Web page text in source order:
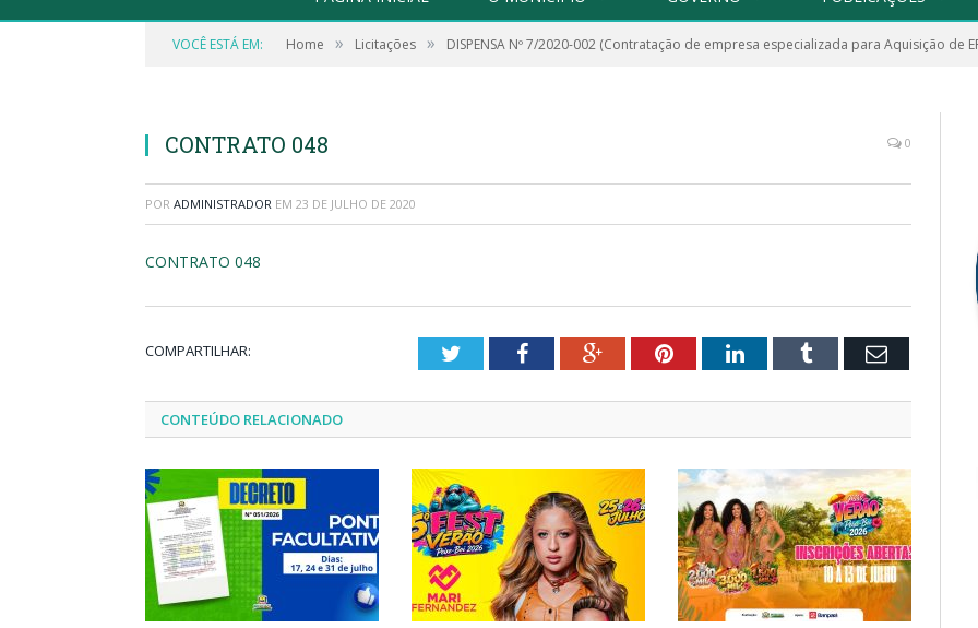
VOCÊ ESTÁ EM: Home » Licitações » DISPENSA Nº 7/2020-002 (Contratação de empresa especializada para Aquisição de
CONTRATO 048 0
POR ADMINISTRADOR EM 23 DE JULHO DE 2020
CONTRATO 048
COMPARTILHAR: TwitterFacebookGoogle+PinterestLinkedInTumblr Email
CONTEÚDO RELACIONADO